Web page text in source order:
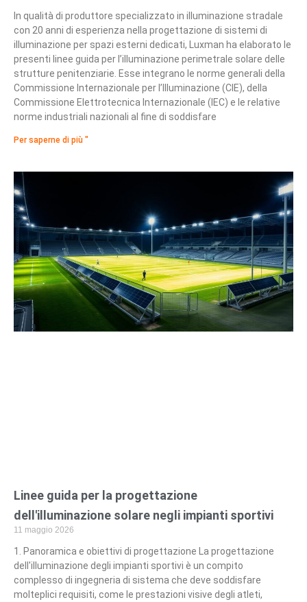
In qualità di produttore specializzato in illuminazione stradale
con 20 anni di esperienza nella progettazione di sistemi di
illuminazione per spazi esterni dedicati, Luxman ha elaborato le
presenti linee guida per l’illuminazione perimetrale solare delle
strutture penitenziarie. Esse integrano le norme generali della
Commissione Internazionale per l’Illuminazione (CIE), della
Commissione Elettrotecnica Internazionale (IEC) e le relative
norme industriali nazionali al fine di soddisfare
Per saperne di più "
Linee guida per la progettazione
dell'illuminazione solare negli impianti sportivi
11 maggio 2026
1. Panoramica e obiettivi di progettazione La progettazione
dell'illuminazione degli impianti sportivi è un compito
complesso di ingegneria di sistema che deve soddisfare
molteplici requisiti, come le prestazioni visive degli atleti,